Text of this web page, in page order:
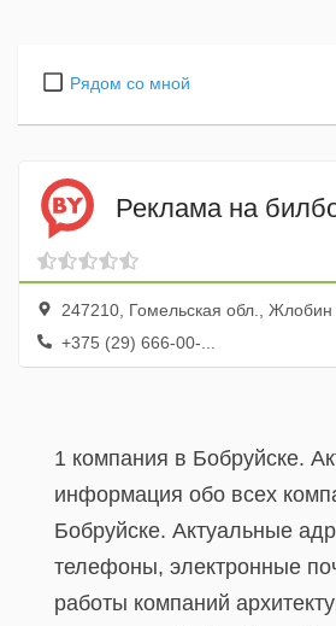
Рядом со мной
Реклама на
247210, Гомельская обл., Жлобин г., ул.
+375 (29) 666-00-...
1 компания в Бобруйске.
информация обо всех
Бобруйске. Актуальные
телефоны, электронные
работы компаний